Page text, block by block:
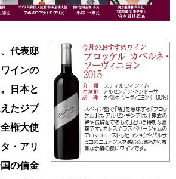
代表邸
インの
日本と
たジブ
権大使
・アリ
の信金